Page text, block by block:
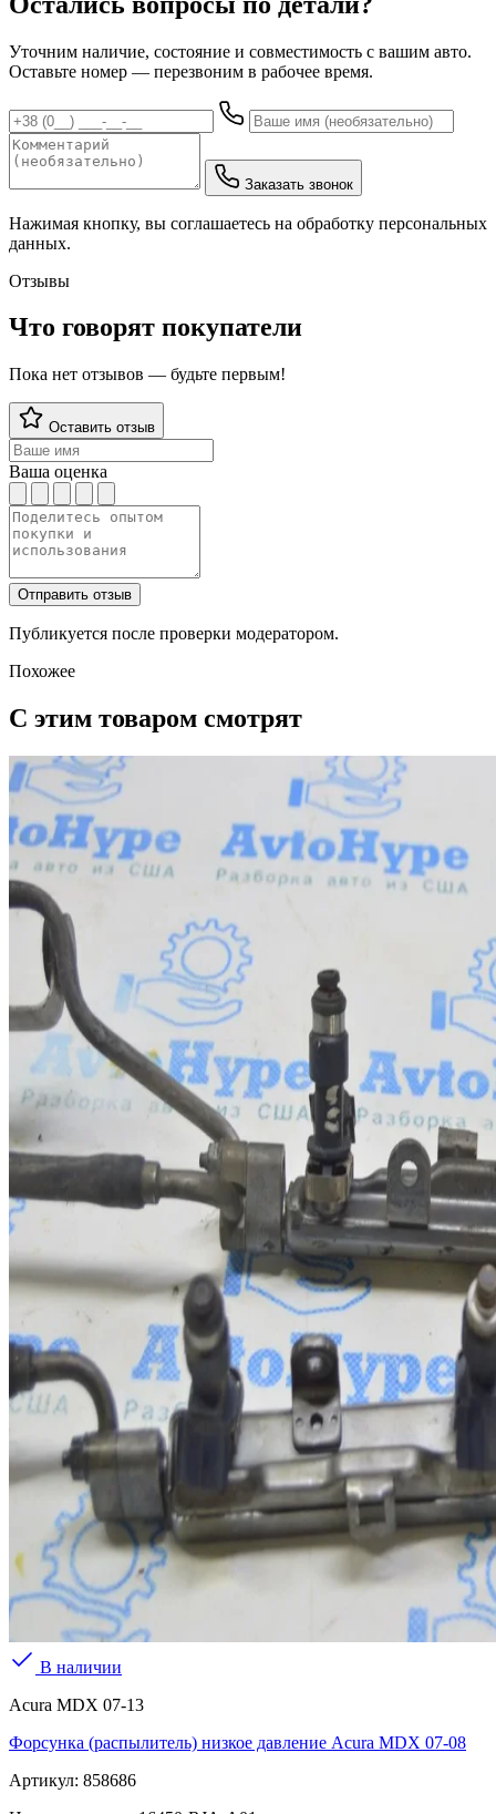
Уточним наличие, состояние и совместимость с вашим авто.
Оставьте номер — перезвоним в рабочее время.
Заказать звонок
Нажимая кнопку, вы соглашаетесь на обработку персональных
данных.
Отзывы
Что говорят покупатели
Пока нет отзывов — будьте первым!
Оставить отзыв
Ваша оценка
Отправить отзыв
Публикуется после проверки модератором.
Похожее
С этим товаром смотрят
В наличии
Acura MDX 07-13
Форсунка (распылитель) низкое давление Acura MDX 07-08
Артикул: 858686